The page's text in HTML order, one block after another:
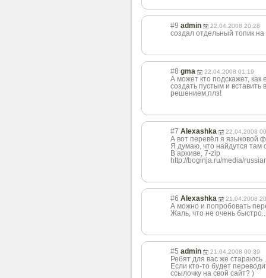
#9 admin 22.04.2008 20:28
создал отдельный топик
#8 gma 22.04.2008 01:19
А может кто подскажет,
создать пустым и вставить
решением,плз!
#7 Alexashka 22.04.2008
А вот перевёл я языковой
Я думаю, что найдутся там
В архиве, 7-zip
http://boginja.ru/media/
#6 Alexashka 21.04.2008
А можно и попробовать
Жаль, что не очень
#5 admin 21.04.2008 00:39
Ребят для вас же
Если кто-то будет
ссылочку на свой сайт? )